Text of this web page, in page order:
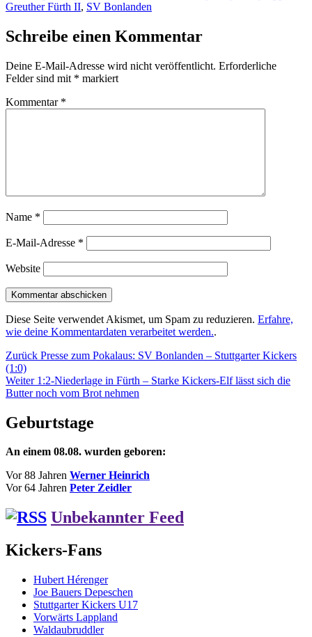
am
Greuther Fürth II, SV Bonlanden
Schreibe einen Kommentar
Deine E-Mail-Adresse wird nicht veröffentlicht. Erforderliche
Felder sind mit * markiert
Kommentar *
Name *
E-Mail-Adresse *
Website
Diese Seite verwendet Akismet, um Spam zu reduzieren. Erfahre,
wie deine Kommentardaten verarbeitet werden..
Beitragsnavigation
Zurück Vorheriger
Presse zum Pokalaus: SV Bonlanden – Stuttgarter Kickers
(1:0)
Weiter Nächster
Beitrag:
1:2-Niederlage in Fürth – Starke Kickers-Elf lässt sich die
Butter noch vom Brot nehmen
Geburtstage
An einem 08.08. wurden geboren:
Vor 88 Jahren Werner Heinrich
Vor 64 Jahren Peter Zeidler
Unbekannter Feed
Kickers-Fans
Hubert Hérenger
Joe Bauers Depeschen
Stuttgarter Kickers U17
Vorwärts Lappland
Waldaubruddler